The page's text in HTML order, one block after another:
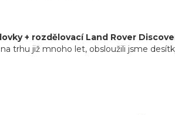
+ rozdělovací Land Rover
trhu již mnoho let, obsloužili jsme